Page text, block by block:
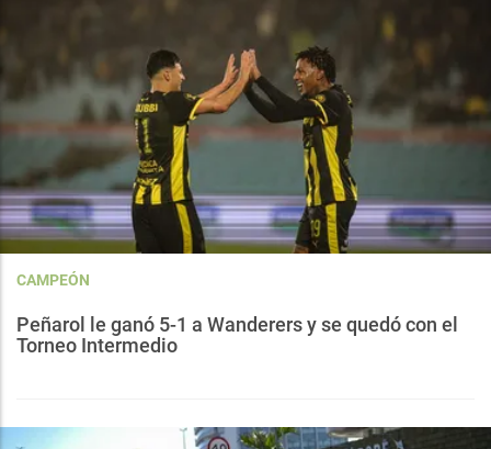
CAMPEÓN
Peñarol le ganó 5-1 a Wanderers y se quedó con el
Torneo Intermedio